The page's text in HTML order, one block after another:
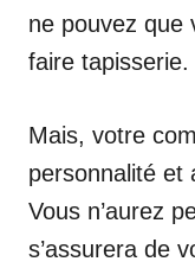
ne pouvez que
faire tapisserie.
Mais, votre
personnalité et
Vous n’aurez
s’assurera de